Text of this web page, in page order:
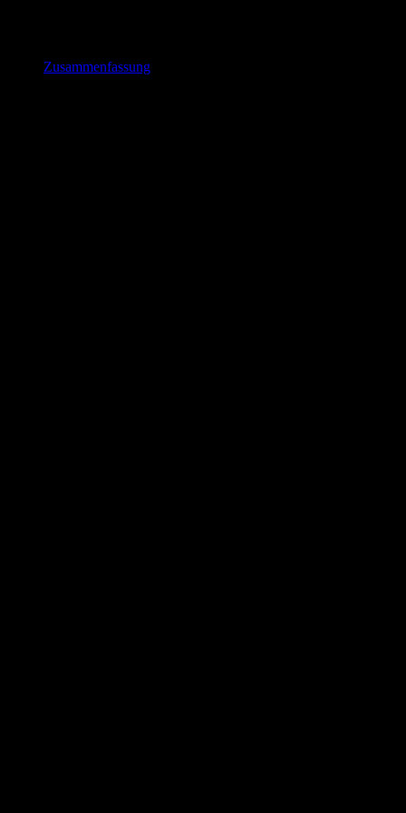
Zusammenfassung